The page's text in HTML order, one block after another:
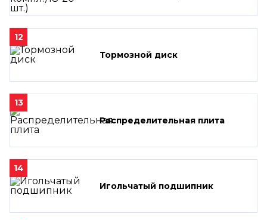
12
Тормозной диск
13
Распределительная плита
14
Игольчатый подшипник